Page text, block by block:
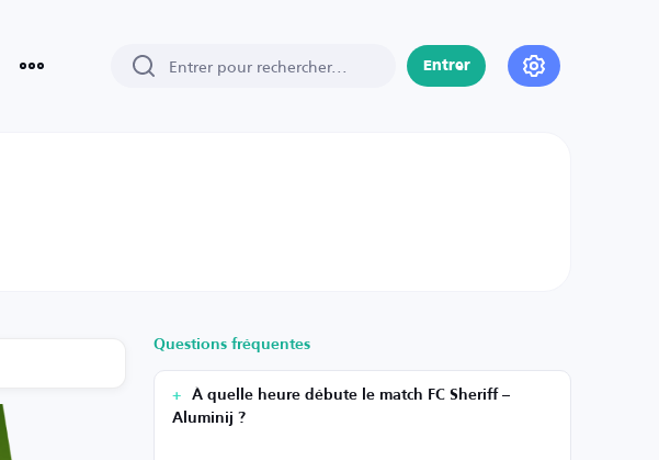
Entrer
Questions fréquentes
À quelle heure débute le match FC Sheriff –
Aluminij ?